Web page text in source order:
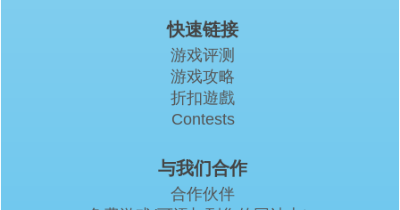
快速链接
游戏评测
游戏攻略
折扣遊戲
Contests
与我们合作
合作伙伴